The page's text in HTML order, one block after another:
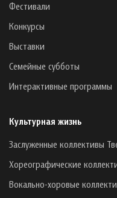
Фестивали
Конкурсы
Выставки
Семейные субботы
Интерактивные программы
Культурная жизнь
Заслуженные коллективы
Хореографические
Вокально-хоровые